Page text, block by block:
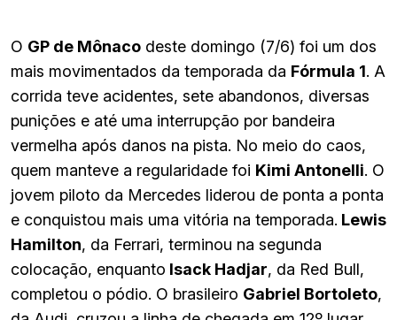
O GP de Mônaco deste domingo (7/6) foi um dos
mais movimentados da temporada da Fórmula 1. A
corrida teve acidentes, sete abandonos, diversas
punições e até uma interrupção por bandeira
vermelha após danos na pista. No meio do caos,
quem manteve a regularidade foi Kimi Antonelli. O
jovem piloto da Mercedes liderou de ponta a ponta
e conquistou mais uma vitória na temporada. Lewis
Hamilton, da Ferrari, terminou na segunda
colocação, enquanto Isack Hadjar, da Red Bull,
completou o pódio. O brasileiro Gabriel Bortoleto,